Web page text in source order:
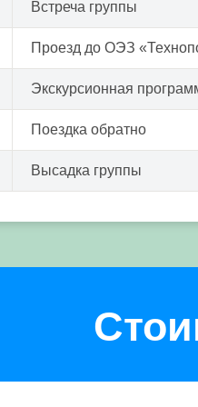
Встреча группы
Проезд до ОЭЗ
Экскурсионная
Поездка обратно
Высадка группы